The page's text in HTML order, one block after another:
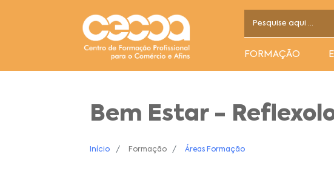
FORMAÇÃO
Bem Estar -
Início Formação Áreas Formação